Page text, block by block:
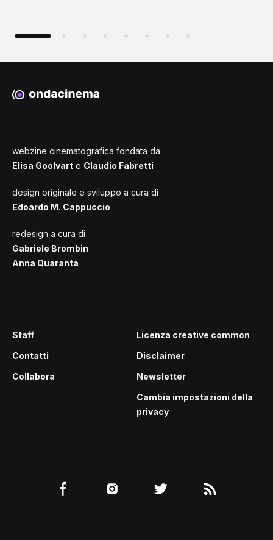
webzine cinematografica fondata da
Elisa Goolvart e Claudio Fabretti
design originale e sviluppo a cura di
Edoardo M. Cappuccio
redesign a cura di
Gabriele Brombin
Anna Quaranta
Staff
Contatti
Collabora
Licenza creative common
Disclaimer
Newsletter
Cambia impostazioni della
privacy